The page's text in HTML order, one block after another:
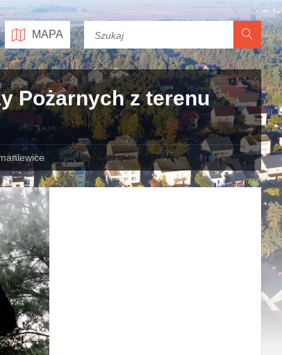
MAPA
Pożarnych z terenu